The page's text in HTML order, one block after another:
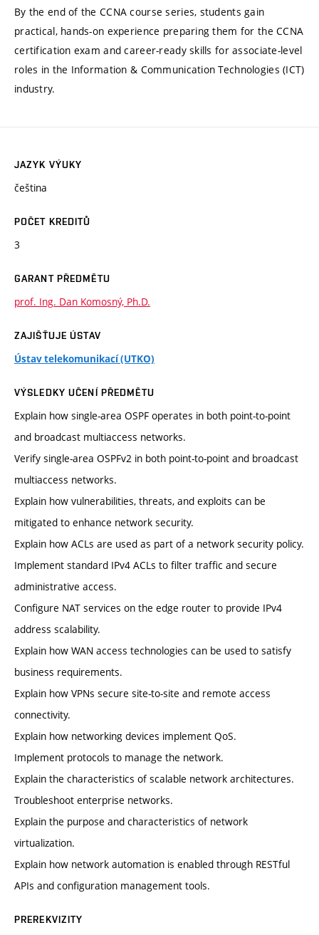
By the end of the CCNA course series, students gain
practical, hands-on experience preparing them for the CCNA
certification exam and career-ready skills for associate-level
roles in the Information & Communication Technologies (ICT)
industry.
JAZYK VÝUKY
čeština
POČET KREDITŮ
3
GARANT PŘEDMĚTU
prof. Ing. Dan Komosný, Ph.D.
ZAJIŠŤUJE ÚSTAV
Ústav telekomunikací (UTKO)
VÝSLEDKY UČENÍ PŘEDMĚTU
Explain how single-area OSPF operates in both point-to-point
and broadcast multiaccess networks.
Verify single-area OSPFv2 in both point-to-point and broadcast
multiaccess networks.
Explain how vulnerabilities, threats, and exploits can be
mitigated to enhance network security.
Explain how ACLs are used as part of a network security policy.
Implement standard IPv4 ACLs to filter traffic and secure
administrative access.
Configure NAT services on the edge router to provide IPv4
address scalability.
Explain how WAN access technologies can be used to satisfy
business requirements.
Explain how VPNs secure site-to-site and remote access
connectivity.
Explain how networking devices implement QoS.
Implement protocols to manage the network.
Explain the characteristics of scalable network architectures.
Troubleshoot enterprise networks.
Explain the purpose and characteristics of network
virtualization.
Explain how network automation is enabled through RESTful
APIs and configuration management tools.
PREREKVIZITY